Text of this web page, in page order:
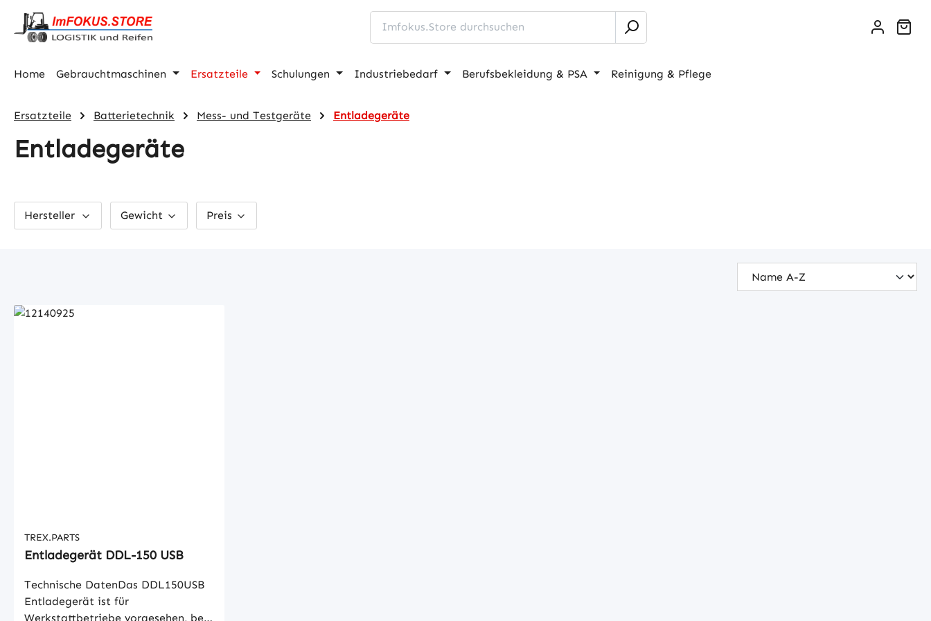
Hauptinhalt springen
Zur Suche springen
Zur Hauptnavigation springen
Home Gebrauchtmaschinen Ersatzteile Schulungen Industriebedarf Berufsbekleidung & PSA Reinigung & Pflege
Ersatzteile Batterietechnik Mess- und Testgeräte Entladegeräte
Entladegeräte
Hersteller Gewicht Preis
TREX.PARTS
Entladegerät DDL-150 USB
Technische DatenDas DDL150USB
Entladegerät ist für
Werkstattbetriebe vorgesehen, bei